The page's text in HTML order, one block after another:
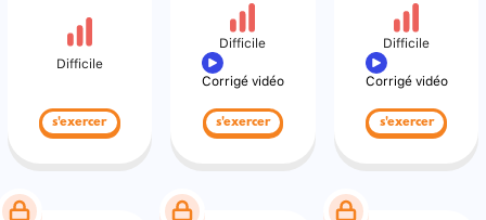
Difficile
s'exercer
Difficile
Corrigé vidéo
s'exercer
Difficile
Corrigé vidéo
s'exercer